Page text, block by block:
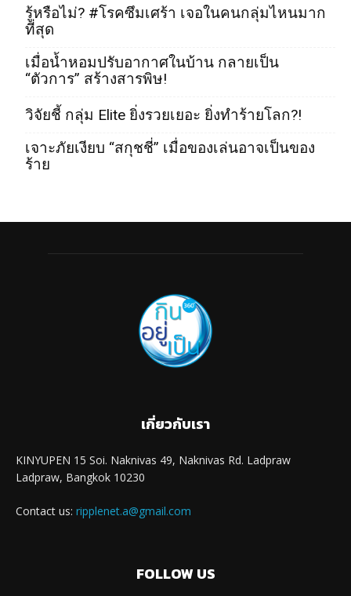
รู้หรือไม่? #โรคซึมเศร้า เจอในคนกลุ่มไหนมาก
ที่สุด
เมื่อน้ำหอมปรับอากาศในบ้าน กลายเป็น
“ตัวการ” สร้างสารพิษ!
วิจัยชี้ กลุ่ม Elite ยิ่งรวยเยอะ ยิ่งทำร้ายโลก?!
เจาะภัยเงียบ “สกุชชี่” เมื่อของเล่นอาจเป็นของ
ร้าย
เกี่ยวกับเรา
KINYUPEN 15 Soi. Naknivas 49, Naknivas Rd. Ladpraw
Ladpraw, Bangkok 10230
Contact us: ripplenet.a@gmail.com
FOLLOW US